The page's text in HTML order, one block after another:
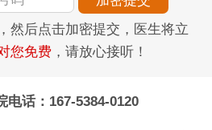
然后点击加密提交，医生将立
您免费 ，请放心接听！
电话：167-5384-0120